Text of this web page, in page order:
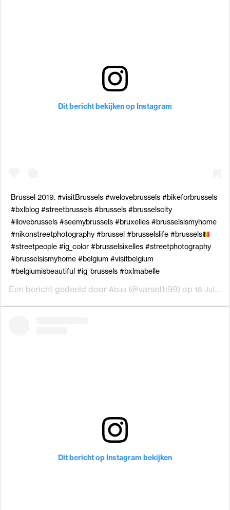
Dit bericht bekijken op Instagram
Brussel 2019. #visitBrussels #welovebrussels #bikeforbrussels
#bxlblog #streetbrussels #brussels #brusselscity
#ilovebrussels #seemybrussels #bruxelles #brusselsismyhome
#nikonstreetphotography #brussel #brusselslife #brussels
#streetpeople #ig_color #brusselsixelles #streetphotography
#brusselsismyhome #belgium #visitbelgium
#belgiumisbeautiful #ig_brussels #bxlmabelle
Een bericht gedeeld door Abuu (@varsetti99) op 18 Jul 2019 om 2:56 (PDT)
Dit bericht op Instagram bekijken